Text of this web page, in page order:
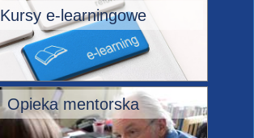
Kursy e-learningowe
Opieka mentorska